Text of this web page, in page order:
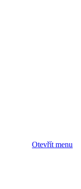
Otevřít menu